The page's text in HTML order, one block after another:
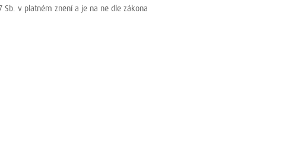
v platném znění a je na ně dle zákona